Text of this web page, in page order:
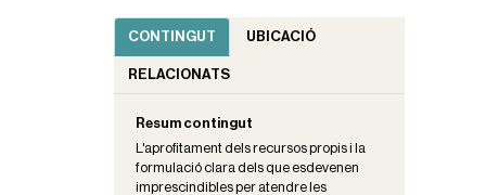
CONTINGUT UBICACIÓ
RELACIONATS
Resum contingut
L'aprofitament dels recursos propis i la
formulació clara dels que esdevenen
imprescindibles per atendre les